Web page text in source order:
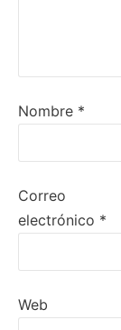
Nombre *
Correo
electrónico *
Web